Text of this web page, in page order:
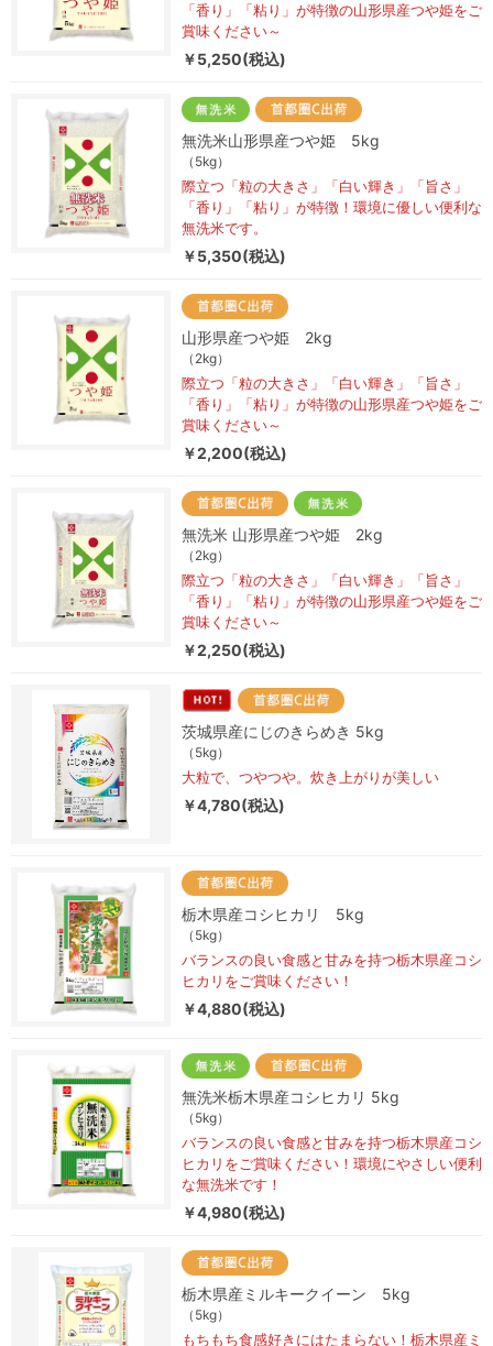
「香り」「粘り」が特徴の山形県産つや姫をご
賞味ください～
￥5,250(税込)
無洗米山形県産つや姫 5kg
（5kg）
際立つ「粒の大きさ」「白い輝き」「旨さ」
「香り」「粘り」が特徴！環境に優しい便利な
無洗米です。
￥5,350(税込)
山形県産つや姫 2kg
（2kg）
際立つ「粒の大きさ」「白い輝き」「旨さ」
「香り」「粘り」が特徴の山形県産つや姫をご
賞味ください～
￥2,200(税込)
無洗米 山形県産つや姫 2kg
（2kg）
際立つ「粒の大きさ」「白い輝き」「旨さ」
「香り」「粘り」が特徴の山形県産つや姫をご
賞味ください～
￥2,250(税込)
茨城県産にじのきらめき 5kg
（5kg）
大粒で、つやつや。炊き上がりが美しい
￥4,780(税込)
栃木県産コシヒカリ 5kg
（5kg）
バランスの良い食感と甘みを持つ栃木県産コシ
ヒカリをご賞味ください！
￥4,880(税込)
無洗米栃木県産コシヒカリ 5kg
（5kg）
バランスの良い食感と甘みを持つ栃木県産コシ
ヒカリをご賞味ください！環境にやさしい便利
な無洗米です！
￥4,980(税込)
栃木県産ミルキークイーン 5kg
（5kg）
もちもち食感好きにはたまらない！栃木県産ミ